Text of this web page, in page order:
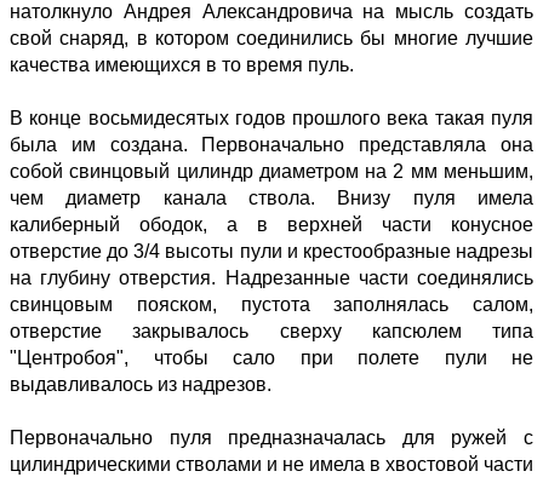
натолкнуло Андрея Александровича на мысль создать
свой снаряд, в котором соединились бы многие лучшие
качества имеющихся в то время пуль.
В конце восьмидесятых годов прошлого века такая пуля
была им создана. Первоначально представляла она
собой свинцовый цилиндр диаметром на 2 мм меньшим,
чем диаметр канала ствола. Внизу пуля имела
калиберный ободок, а в верхней части конусное
отверстие до 3/4 высоты пули и крестообразные надрезы
на глубину отверстия. Надрезанные части соединялись
свинцовым пояском, пустота заполнялась салом,
отверстие закрывалось сверху капсюлем типа
"Центробоя", чтобы сало при полете пули не
выдавливалось из надрезов.
Первоначально пуля предназначалась для ружей с
цилиндрическими стволами и не имела в хвостовой части